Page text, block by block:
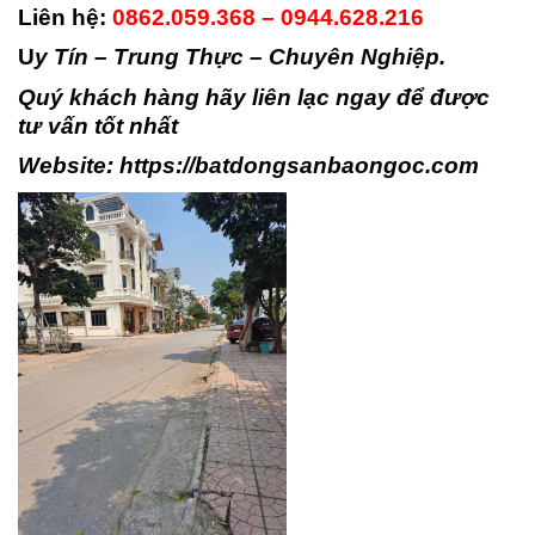
Liên hệ: 0862.059.368 – 0944.628.216
Uy Tín – Trung Thực – Chuyên Nghiệp.
Quý khách hàng hãy liên lạc ngay để được
tư vấn tốt nhất
Website: https://batdongsanbaongoc.com